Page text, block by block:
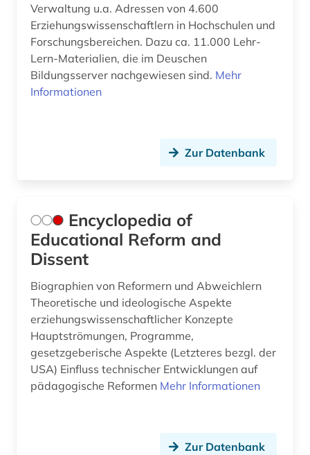
Verwaltung u.a. Adressen von 4.600
Erziehungswissenschaftlern in Hochschulen und
Forschungsbereichen. Dazu ca. 11.000 Lehr-
Lern-Materialien, die im Deuschen
Bildungsserver nachgewiesen sind. Mehr
Informationen
Zur Datenbank
Encyclopedia of
Educational Reform and
Dissent
Biographien von Reformern und Abweichlern
Theoretische und ideologische Aspekte
erziehungswissenschaftlicher Konzepte
Hauptströmungen, Programme,
gesetzgeberische Aspekte (Letzteres bezgl. der
USA) Einfluss technischer Entwicklungen auf
pädagogische Reformen Mehr Informationen
Zur Datenbank